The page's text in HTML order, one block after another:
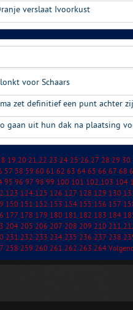
verslaat Ivoorkust
voor Schaars
zet definitief een punt achter
gaan uit hun dak na plaatsing
19 20 21 22 23 24 25 26 27 28 29 30
57 58 59 60 61 62 63 64 65 66 67 68
95 96 97 98 99 100 101 102 103 104
123 124 125 126 127 128 129 130
150 151 152 153 154 155 156 157
177 178 179 180 181 182 183 184
204 205 206 207 208 209 210 211
231 232 233 234 235 236 237 238
258 259 260 261 262 263 264